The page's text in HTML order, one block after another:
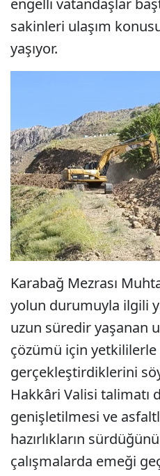
engelli vatandaşlar
sakinleri ulaşım
yaşıyor.
Karabağ Mezrası
yolun durumuyla ilgili
uzun süredir yaşanan
çözümü için
gerçekleştirdiklerini
Hakkâri Valisi talimatı
genişletilmesi ve
hazırlıkların
çalışmalarda emeği